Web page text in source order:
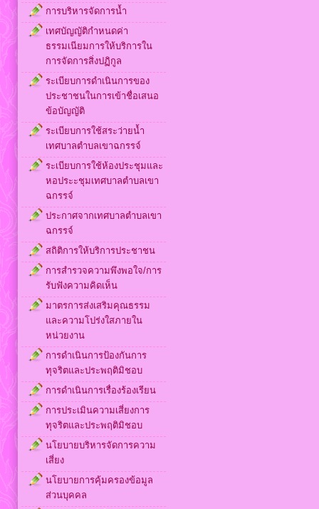
การบริหารจัดการน้ำ
เทศบัญญัติกำหนดค่า
ธรรมเนียมการให้บริการใน
การจัดการสิ่งปฏิกูล
ระเบียบการดำเนินการของ
ประชาชนในการเข้าชื่อเสนอ
ข้อบัญญัติ
ระเบียบการใช้สระว่ายน้ำ
เทศบาลตำบลเขาฉกรรจ์
ระเบียบการใช้ห้องประชุมและ
หอประะชุมเทศบาลตำบลเขา
ฉกรรจ์
ประกาศจากเทศบาลตำบลเขา
ฉกรรจ์
สถิติการให้บริการประชาชน
การสำรวจความพึงพอใจ/การ
รับฟังความคิดเห็น
มาตรการส่งเสริมคุณธรรม
และความโปร่งใสภายใน
หน่วยงาน
การดำเนินการป้องกันการ
ทุจริตและประพฤติมิชอบ
การดำเนินการเรื่องร้องเรียน
การประเมินความเสี่ยงการ
ทุจริตและประพฤติมิชอบ
นโยบายบริหารจัดการความ
เสี่ยง
นโยบายการคุ้มครองข้อมูล
ส่วนบุคคล